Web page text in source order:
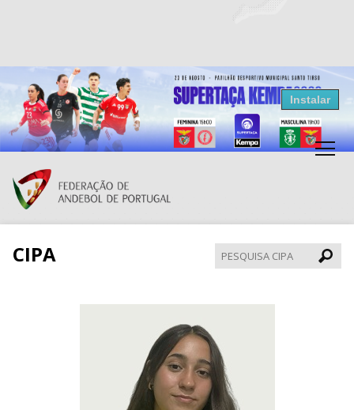
Resultados Andebol
Federação de Andebol de Portugal
Grátis - Disponivel na Play Store
Instalar
CIPA
CIPA